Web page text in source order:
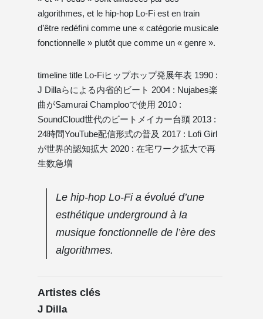
algorithmes, et le hip-hop Lo-Fi est en train
d’être redéfini comme une « catégorie musicale
fonctionnelle » plutôt que comme un « genre ».
timeline title Lo-Fiヒップホップ発展年表 1990 :
J Dillaらによる内省的ビート 2004 : Nujabes楽
曲がSamurai Champlooで使用 2010 :
SoundCloud世代のビートメイカー台頭 2013 :
24時間YouTube配信形式の普及 2017 : Lofi Girl
が世界的認知拡大 2020 : 在宅ワーク拡大で再
生数急増
Le hip-hop Lo-Fi a évolué d’une
esthétique underground à la
musique fonctionnelle de l’ère des
algorithmes.
Artistes clés
J Dilla